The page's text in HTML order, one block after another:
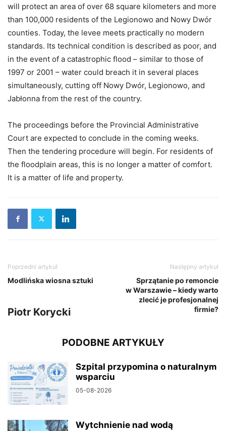
will protect an area of over 68 square kilometers and more
than 100,000 residents of the Legionowo and Nowy Dwór
counties. Today, the levee meets practically no modern
standards. Its technical condition is described as poor, and
in the event of a catastrophic flood – similar to those of
1997 or 2001 – water could breach it in several places
simultaneously, cutting off Nowy Dwór, Legionowo, and
Jabłonna from the rest of the country.
The proceedings before the Provincial Administrative
Court are expected to conclude in the coming weeks.
Then the tendering procedure will begin. For residents of
the floodplain areas, this is no longer a matter of comfort.
It is a matter of life and property.
Poprzedni artykuł
Modlińska wiosna sztuki
Następny artykuł
Sprzątanie po remoncie
w Warszawie – kiedy warto
zlecić je profesjonalnej
firmie?
Piotr Korycki
PODOBNE ARTYKUŁY
Szpital przypomina o naturalnym
wsparciu
05-08-2026
Wytchnienie nad wodą